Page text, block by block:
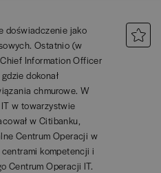
doświadczenie jako
Ostatnio (w
Information Officer
dokonał
chmurowe. W
w towarzystwie
w Citibanku,
Centrum Operacji w
kompetencji i
Centrum Operacji IT.